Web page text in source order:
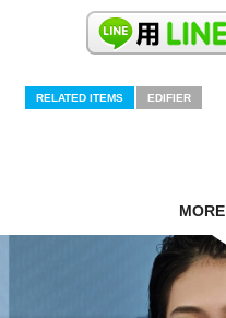
RELATED ITEMS EDIFIER